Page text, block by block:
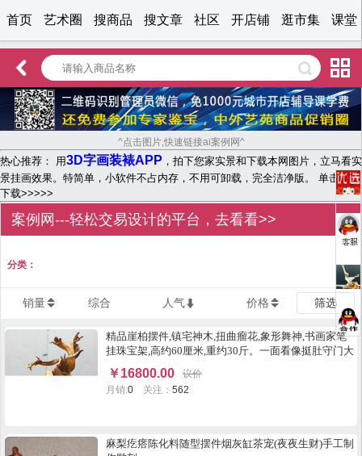
首页 艺术圈 搜商品 搜文章 社区 开店铺 逛市集 课堂
^点击图片,快速链接ai案例网^
热心推荐： 用3D字画装裱APP ，拍下您家实景和下载本网图片，立马看实
景挂画效果。特简单，小软件不占内存，不用可卸载，完全洁净版。 单击文字
下载>>>>>
案例网---轻松交易设计的平台，去看看>>
分类：
销量 综合 人气 价格 筛选
精品崖柏摆件,镇宅神木,扭曲瘤花,象形舞神,书画家笔
挂珠宝架,高约60厘米,重约30斤。一面看像挺肚守门大
将军,另一面看像迎宾的童子,威风与喜悦并存。买后不
寄垫台石。
￥16800.00
议价
月销:0 关注：562
麻梨疙瘩陈化料随型摆件烟灰缸茶宠(夜夜生财)手工制